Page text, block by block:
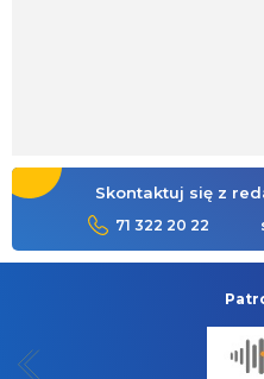
Skontaktuj się z
71 322 20 22